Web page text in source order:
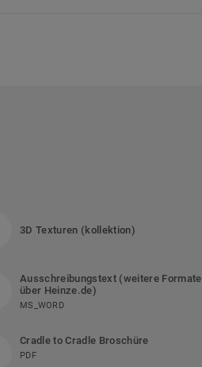
3D Texturen (kollektion)
Ausschreibungstext (weitere Formate
über Heinze.de)
MS_WORD
Cradle to Cradle Broschüre
PDF